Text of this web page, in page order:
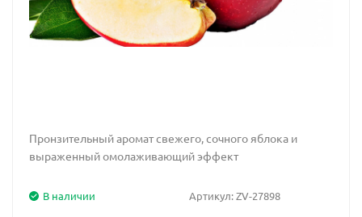
Пронзительный аромат свежего, сочного яблока и
выраженный омолаживающий эффект
Артикул:ZV-27898
В наличии